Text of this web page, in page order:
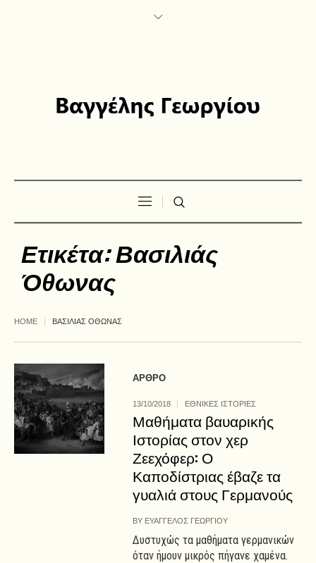
Ετικέτα:Βασιλιάς
Όθωνας
HOME ΒΑΣΙΛΙΑΣ ΟΘΩΝΑΣ
ΑΡΘΡΟ
13/10/2018 ΕΘΝΙΚΕΣ ΙΣΤΟΡΙΕΣ
Μαθήματα βαυαρικής
Ιστορίας στον χερ
Ζεεχόφερ: Ο
Καποδίστριας έβαζε τα
γυαλιά στους Γερμανούς
BY ΕΥΑΓΓΕΛΟΣ ΓΕΩΡΓΙΟΥ
Δυστυχώς τα μαθήματα γερμανικών
όταν ήμουν μικρός πήγανε χαμένα.